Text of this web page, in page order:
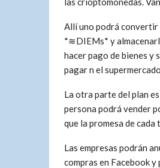
Allí uno podrá convertir
*≋DIEMs* y
hacer pago de bienes y
pagar n el
La otra parte del plan
persona podrá vender
que la promesa de
Las empresas podrán
compras en Facebook